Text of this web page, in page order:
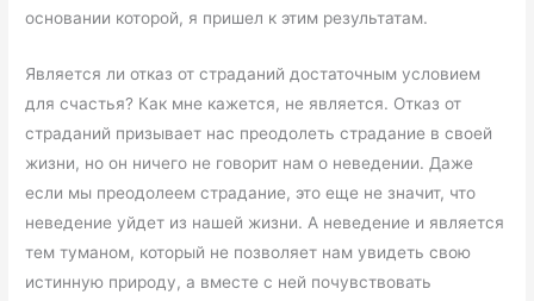
основании которой, я пришел к этим результатам.
Является ли отказ от страданий достаточным условием
для счастья? Как мне кажется, не является. Отказ от
страданий призывает нас преодолеть страдание в своей
жизни, но он ничего не говорит нам о неведении. Даже
если мы преодолеем страдание, это еще не значит, что
неведение уйдет из нашей жизни. А неведение и является
тем туманом, который не позволяет нам увидеть свою
истинную природу, а вместе с ней почувствовать